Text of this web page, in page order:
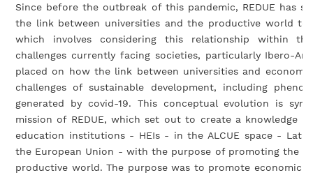
Since before the outbreak of this pandemic, REDUE has
the link between universities and the productive world
which involves considering this relationship within
challenges currently facing societies, particularly Ibero-
placed on how the link between universities and
challenges of sustainable development, including
generated by covid-19. This conceptual evolution is
mission of REDUE, which set out to create a knowledge
education institutions - HEIs - in the ALCUE space - Latin
the European Union - with the purpose of promoting the
productive world. The purpose was to promote economic